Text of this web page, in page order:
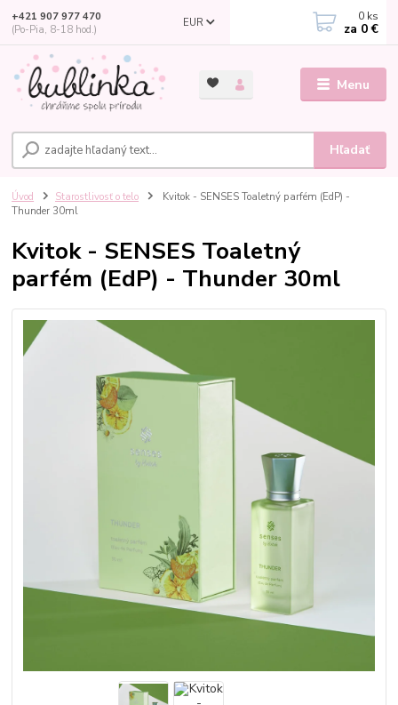
Menu
EUR
Hľadať
+421 907 977 470
(Po-Pia, 8-18 hod.)
0 ks
za 0 €
Úvod Starostlivosť o telo
Kvitok - SENSES Toaletný parfém (EdP) -
Thunder 30ml
Kvitok - SENSES Toaletný
parfém (EdP) - Thunder 30ml